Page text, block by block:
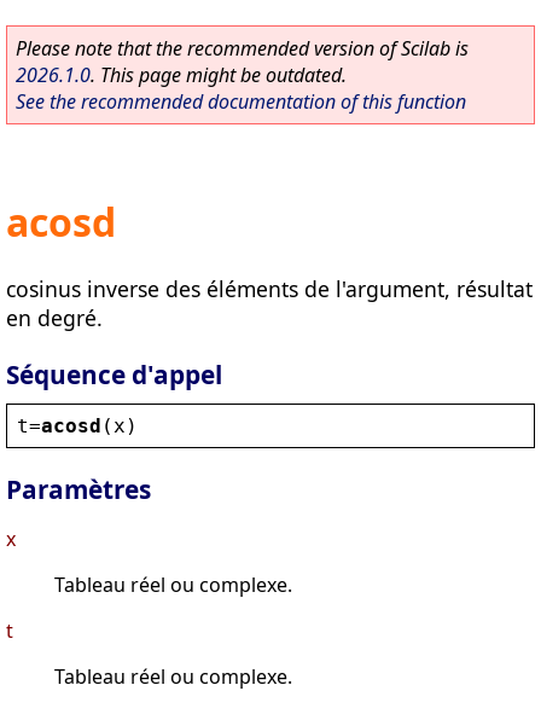
Please note that the recommended version of Scilab is
2026.1.0. This page might be outdated.
See the recommended documentation of this function
acosd
cosinus inverse des éléments de l'argument, résultat
en degré.
Séquence d'appel
t=acosd ( x )
Paramètres
x
Tableau réel ou complexe.
t
Tableau réel ou complexe.